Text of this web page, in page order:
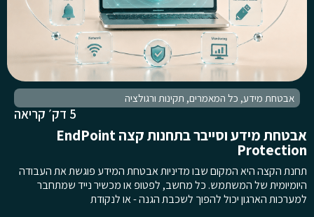
אבטחת מידע, כל המאמרים, תקינות ורגולציה
5 דק׳ קריאה
אבטחת מידע וסייבר בתחנות קצה EndPoint
Protection
תחנת הקצה היא המקום שבו מדיניות אבטחת המידע פוגשת את העבודה
היומיומית של המשתמש. כל מחשב, לפטופ או מכשיר נייד שמתחבר
למערכות הארגון יכול להפוך לשכבת הגנה - או לנקודת